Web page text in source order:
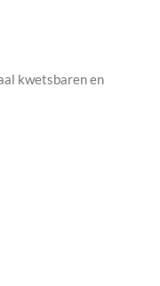
kwetsbaren en